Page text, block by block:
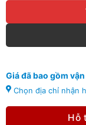
Giá đã bao gồm
Chọn địa chỉ nhận
Hỗ